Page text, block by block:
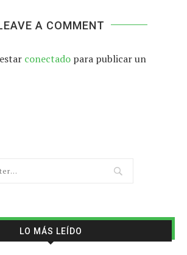
A COMMENT
conectado para publicar un
LO MÁS LEÍDO